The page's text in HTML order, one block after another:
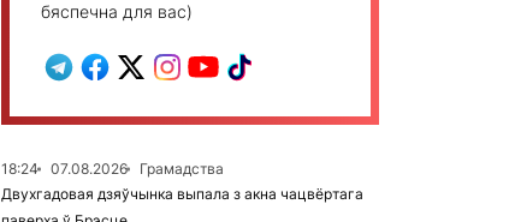
бяспечна для вас)
18:24 07.08.2026
Грамадства
Двухгадовая дзяўчынка выпала з акна чацвёртага